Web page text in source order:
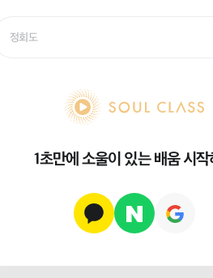
soul
1초만에 소울이 있는 배움 시작